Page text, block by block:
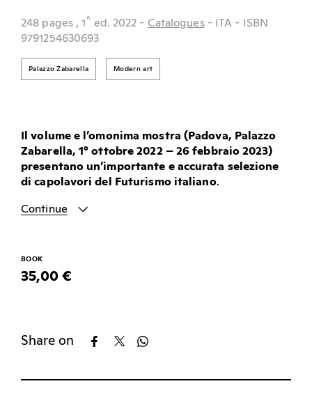
248 pages , 1^ ed. 2022 - Catalogues - ITA - ISBN
9791254630693
Palazzo Zabarella Modern art
Il volume e l’omonima mostra (Padova, Palazzo
Zabarella, 1° ottobre 2022 – 26 febbraio 2023)
presentano un’importante e accurata selezione
di capolavori del Futurismo italiano.
Continue
BOOK
35,00 €
Share on